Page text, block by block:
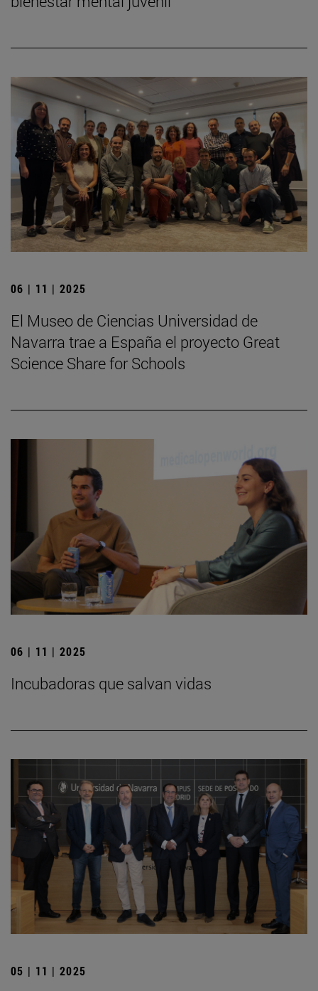
06 | 11 | 2025
El Museo de Ciencias Universidad de
Navarra trae a España el proyecto Great
Science Share for Schools
06 | 11 | 2025
Incubadoras que salvan vidas
05 | 11 | 2025